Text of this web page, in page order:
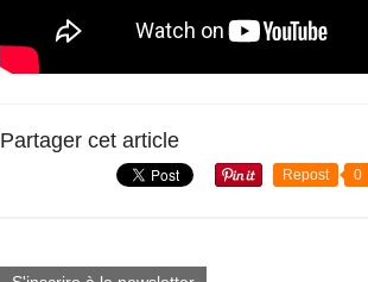
Partager cet article
Repost 0